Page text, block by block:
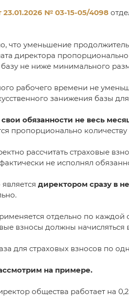
№ 03-15-05/4098
что уменьшение
директора
не ниже минимального
рабочего времени не
занижения базы
обязанности не весь
пропорционально
рассчитать страховые
не исполнял
директором сразу в
отдельно по каждой
взносы должны
для страховых взносов по
на примере.
общества работает на